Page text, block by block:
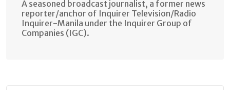
A seasoned broadcast journalist, a former news
reporter/anchor of Inquirer Television/Radio
Inquirer-Manila under the Inquirer Group of
Companies (IGC).